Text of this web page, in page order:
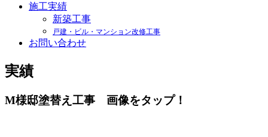
施工実績
新築工事
戸建・ビル・マンション改修工事
お問い合わせ
実績
M様邸塗替え工事 画像をタップ！